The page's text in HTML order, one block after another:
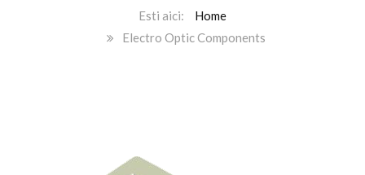
Home
Electro Optic Components